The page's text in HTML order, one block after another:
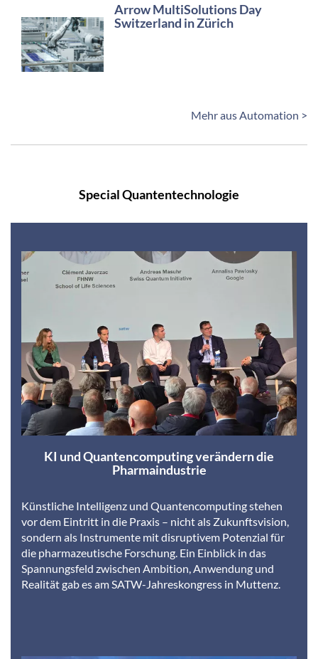
Arrow MultiSolutions Day
Switzerland in Zürich
Mehr aus Automation >
Special Quantentechnologie
KI und Quantencomputing verändern die
Pharmaindustrie
Künstliche Intelligenz und Quantencomputing stehen
vor dem Eintritt in die Praxis – nicht als Zukunftsvision,
sondern als Instrumente mit disruptivem Potenzial für
die pharmazeutische Forschung. Ein Einblick in das
Spannungsfeld zwischen Ambition, Anwendung und
Realität gab es am SATW-Jahreskongress in Muttenz.